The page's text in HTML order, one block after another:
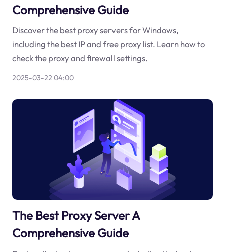
Comprehensive Guide
Discover the best proxy servers for Windows,
including the best IP and free proxy list. Learn how to
check the proxy and firewall settings.
2025-03-22 04:00
The Best Proxy Server A
Comprehensive Guide